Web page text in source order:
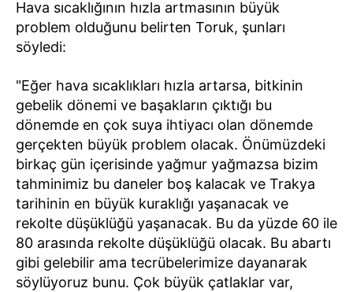
Hava sıcaklığının hızla artmasının büyük
problem olduğunu belirten Toruk, şunları
söyledi:
"Eğer hava sıcaklıkları hızla artarsa, bitkinin
gebelik dönemi ve başakların çıktığı bu
dönemde en çok suya ihtiyacı olan dönemde
gerçekten büyük problem olacak. Önümüzdeki
birkaç gün içerisinde yağmur yağmazsa bizim
tahminimiz bu daneler boş kalacak ve Trakya
tarihinin en büyük kuraklığı yaşanacak ve
rekolte düşüklüğü yaşanacak. Bu da yüzde 60 ile
80 arasında rekolte düşüklüğü olacak. Bu abartı
gibi gelebilir ama tecrübelerimize dayanarak
söylüyoruz bunu. Çok büyük çatlaklar var,